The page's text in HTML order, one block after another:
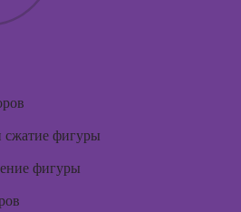
сжатие фигуры
фигуры